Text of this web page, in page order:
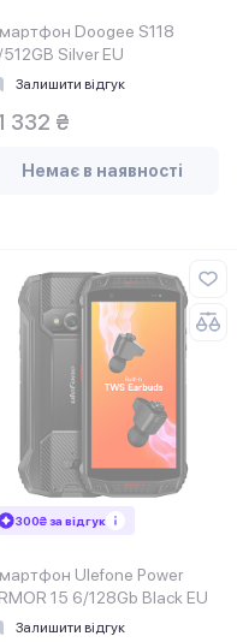
Doogee S118
Silver EU
Залишити відгук
332 ₴
Немає в наявності
300₴ за відгук
Ulefone Power
15 6/128Gb Black EU
Залишити відгук